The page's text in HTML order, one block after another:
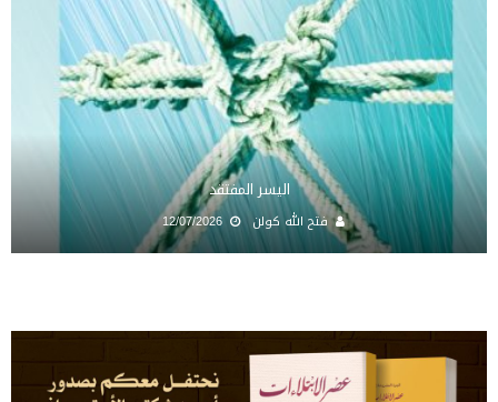
اليسر المفتقد
فتح الله كولن 12/07/2026